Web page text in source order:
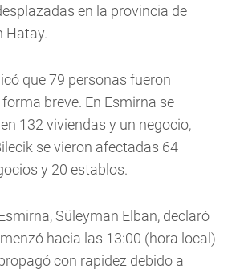
en la provincia de
Hatay.
que 79 personas fueron
breve. En Esmirna se
132 viviendas y un negocio,
se vieron afectadas 64
y 20 establos.
Süleyman Elban, declaró
hacia las 13:00 (hora local)
con rapidez debido a